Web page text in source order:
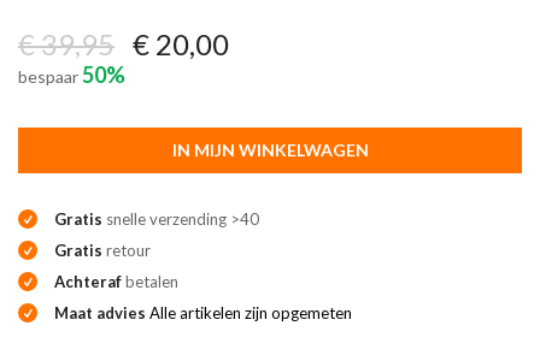
€ 39,95 € 20,00
bespaar50%
IN MIJN WINKELWAGEN
Gratis snelle verzending >40
Gratis retour
Achterafbetalen
Maat advies Alle artikelen zijn opgemeten